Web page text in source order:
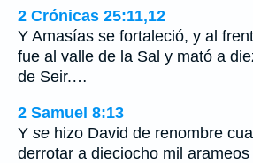
2 Crónicas 25:11,12
Y Amasías se fortaleció, y al
fue al valle de la Sal y mató a
de Seir.…
2 Samuel 8:13
Y se hizo David de renombre
derrotar a dieciocho mil